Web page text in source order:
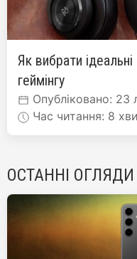
Як вибрати
геймінгу
Опубліковано: 23
Час читання: 8
ОСТАННІ ОГЛЯДИ